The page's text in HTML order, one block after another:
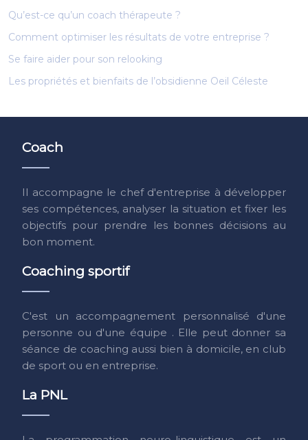
Qu’est-ce qu’un coach thérapeute ?
Comment optimiser les résultats de votre entreprise ?
Se faire aider pour son relooking
Les propriétés et bienfaits de l’obsidienne Oeil Céleste
Coach
Il accompagne le chef d'entreprise à développer
ses compétences, analyser la situation et fixer les
objectifs pour prendre les bonnes décisions au
bon moment.
Coaching sportif
C'est un accompagnement personnalisé d'une
personne ou d'une équipe . Elle peut donner sa
séance de coaching aussi bien à domicile, en club
de sport ou en entreprise.
La PNL